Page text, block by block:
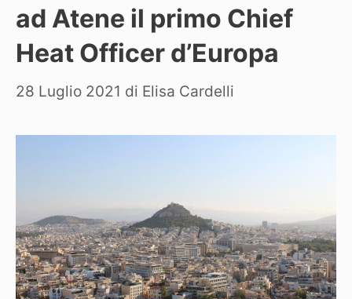
ad Atene il primo Chief
Heat Officer d’Europa
28 Luglio 2021 di Elisa Cardelli